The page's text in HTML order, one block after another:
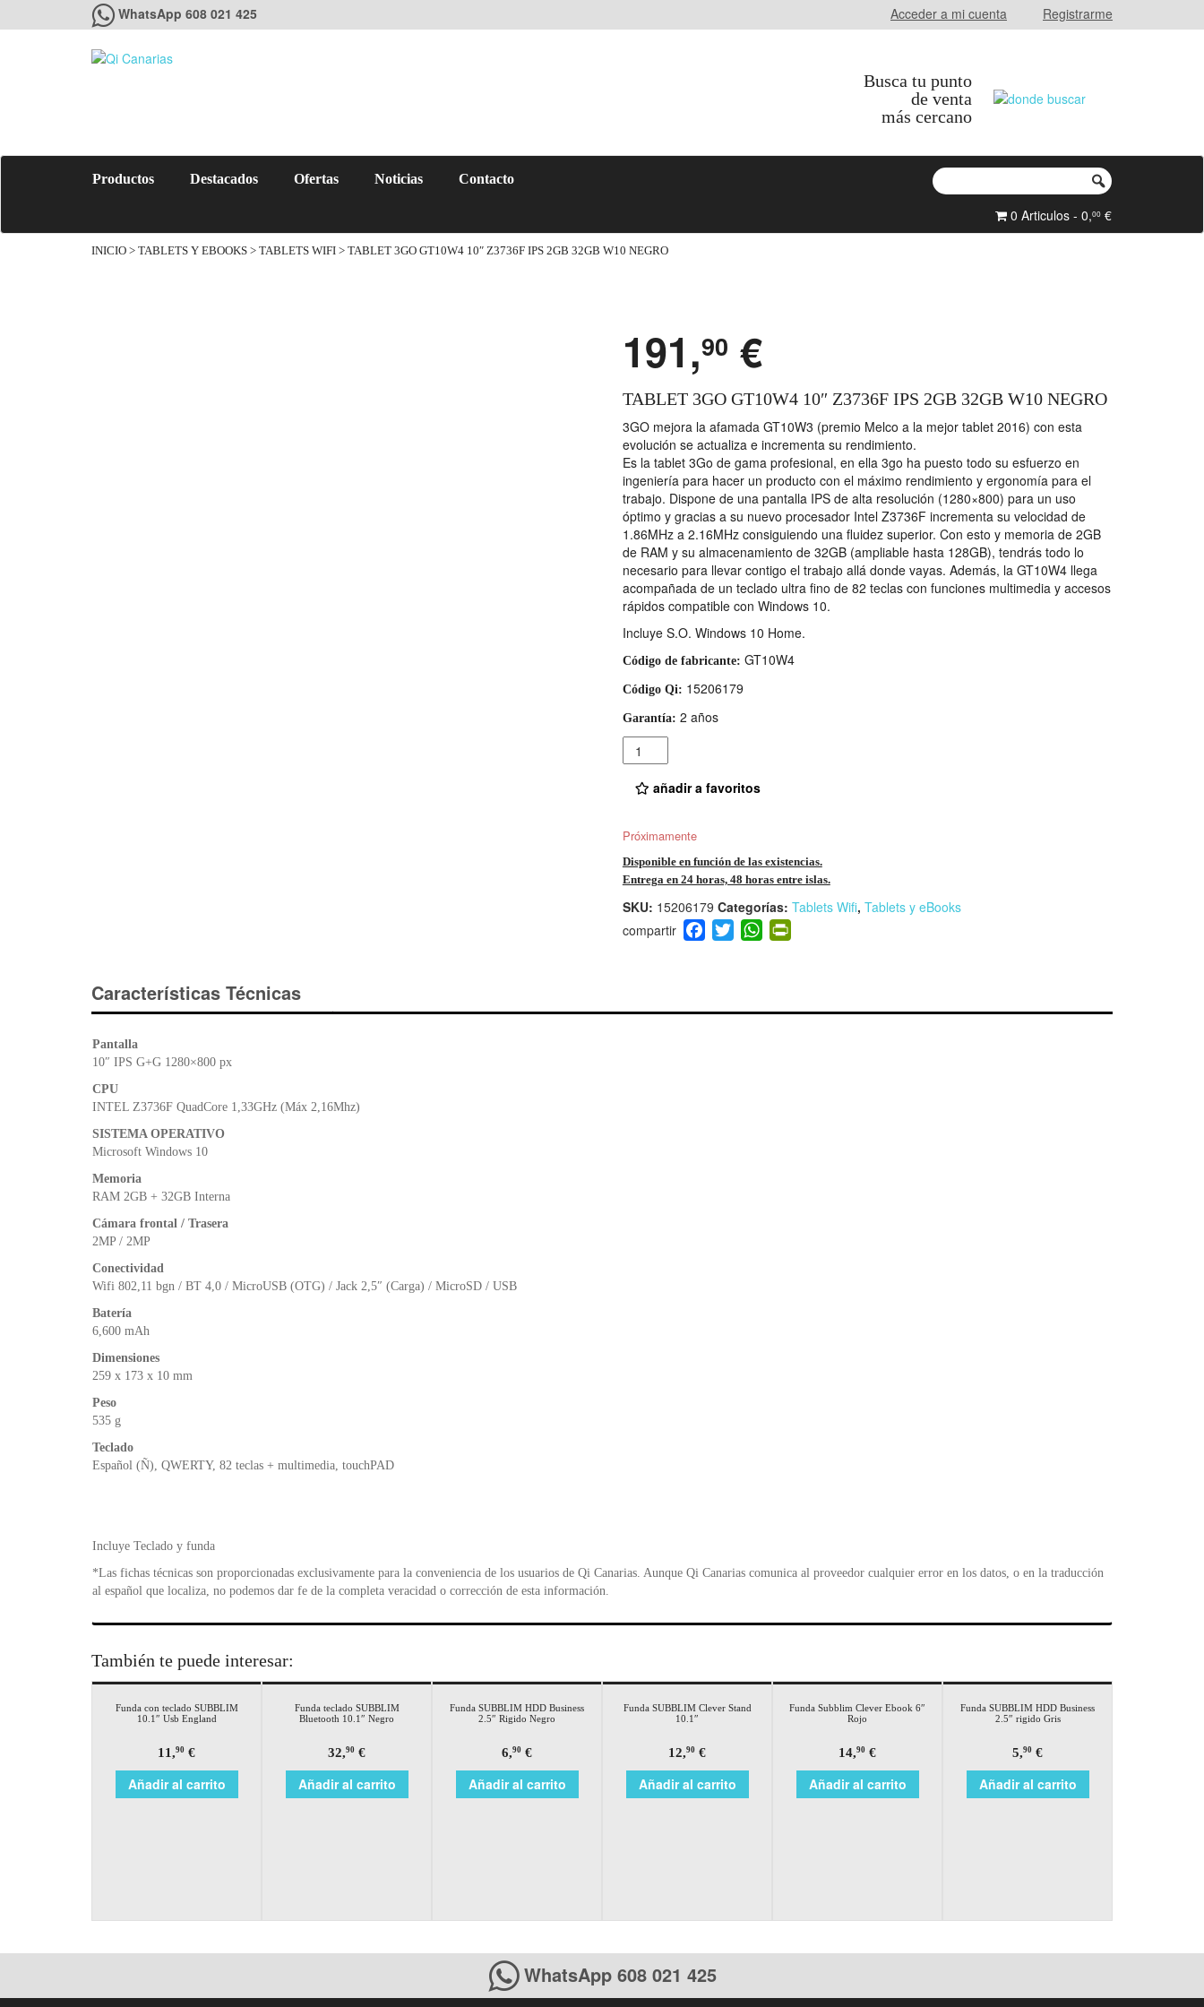
WhatsApp 608 021 425 Acceder a mi cuenta Registrarme
Busca tu punto
de venta
más cercano
Productos Destacados Ofertas Noticias Contacto
0 Articulos - 0,00 €
INICIO > TABLETS Y EBOOKS > TABLETS WIFI > TABLET 3GO GT10W4 10″ Z3736F IPS 2GB 32GB W10 NEGRO
191,90 €
TABLET 3GO GT10W4 10″ Z3736F IPS 2GB 32GB W10 NEGRO
3GO mejora la afamada GT10W3 (premio Melco a la mejor tablet 2016) con esta
evolución se actualiza e incrementa su rendimiento.
Es la tablet 3Go de gama profesional, en ella 3go ha puesto todo su esfuerzo en
ingeniería para hacer un producto con el máximo rendimiento y ergonomía para el
trabajo. Dispone de una pantalla IPS de alta resolución (1280×800) para un uso
óptimo y gracias a su nuevo procesador Intel Z3736F incrementa su velocidad de
1.86MHz a 2.16MHz consiguiendo una fluidez superior. Con esto y memoria de 2GB
de RAM y su almacenamiento de 32GB (ampliable hasta 128GB), tendrás todo lo
necesario para llevar contigo el trabajo allá donde vayas. Además, la GT10W4 llega
acompañada de un teclado ultra fino de 82 teclas con funciones multimedia y accesos
rápidos compatible con Windows 10.
Incluye S.O. Windows 10 Home.
Código de fabricante: GT10W4
Código Qi: 15206179
Garantía: 2 años
Cantidad
añadir a favoritos
Próximamente
Disponible en función de las existencias.
Entrega en 24 horas, 48 horas entre islas.
SKU: 15206179 Categorías: Tablets Wifi, Tablets y eBooks
F
a
b
T
wi
W
h
A
Pr
in
e
Características Técnicas
Pantalla
10″ IPS G+G 1280×800 px
CPU
INTEL Z3736F QuadCore 1,33GHz (Máx 2,16Mhz)
SISTEMA OPERATIVO
Microsoft Windows 10
Memoria
RAM 2GB + 32GB Interna
Cámara frontal / Trasera
2MP / 2MP
Conectividad
Wifi 802,11 bgn / BT 4,0 / MicroUSB (OTG) / Jack 2,5″ (Carga) / MicroSD / USB
Batería
6,600 mAh
Dimensiones
259 x 173 x 10 mm
Peso
535 g
Teclado
Español (Ñ), QWERTY, 82 teclas + multimedia, touchPAD
Incluye Teclado y funda
*Las fichas técnicas son proporcionadas exclusivamente para la conveniencia de los usuarios de Qi Canarias. Aunque Qi Canarias comunica al proveedor cualquier error en los datos, o en la traducción
al español que localiza, no podemos dar fe de la completa veracidad o corrección de esta información.
También te puede interesar:
Funda con teclado SUBBLIM
10.1″ Usb England
11,90 €
Añadir al carrito
Funda teclado SUBBLIM
Bluetooth 10.1″ Negro
32,90 €
Añadir al carrito
Funda SUBBLIM HDD Business
2.5″ Rigido Negro
6,90 €
Añadir al carrito
Funda SUBBLIM Clever Stand
10.1″
12,90 €
Añadir al carrito
Funda Subblim Clever Ebook 6″
Rojo
14,90 €
Añadir al carrito
Funda SUBBLIM HDD Business
2.5″ rigido Gris
5,90 €
Añadir al carrito
WhatsApp 608 021 425